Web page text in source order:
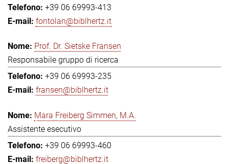
+39 06 69993-413
fontolan@biblhertz.it
Prof. Dr. Sietske Fransen
Responsabile gruppo di ricerca
+39 06 69993-235
fransen@biblhertz.it
Mara Freiberg Simmen, M.A.
Assistente esecutivo
+39 06 69993-460
freiberg@biblhertz.it